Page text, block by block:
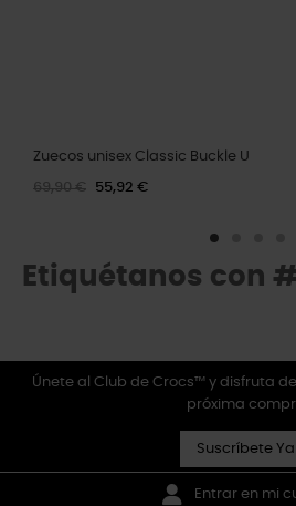
Zuecos unisex Classic Buckle U
69,90 € 55,92 €
Etiquétanos con
Únete al Club de Crocs™ y disfruta
próxima
Suscríbete
Entrar en mi